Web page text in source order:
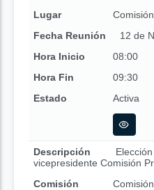
Lugar
Fecha Reunión
12 de
Hora Inicio
08:00
Hora Fin
09:30
Estado
Activa
Descripción
vicepresidente Comisión
Comisión